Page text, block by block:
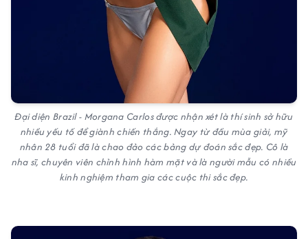
Đại diện Brazil - Morgana Carlos được nhận xét là thí sinh sở hữu
nhiều yếu tố để giành chiến thắng. Ngay từ đầu mùa giải, mỹ
nhân 28 tuổi đã là chao đảo các bảng dự đoán sắc đẹp. Cô là
nha sĩ, chuyên viên chỉnh hình hàm mặt và là người mẫu có nhiều
kinh nghiệm tham gia các cuộc thi sắc đẹp.